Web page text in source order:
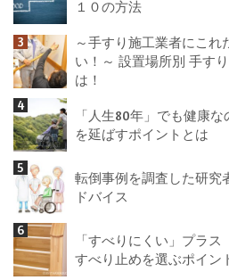
１０の方法
～手すり施工業者にこれ
い！～ 設置場所別 手す
は！
「人生80年」でも健康
を延ばすポイントとは
転倒事例を調査した研究
ドバイス
「すべりにくい」プラ
すべり止めを選ぶポイン